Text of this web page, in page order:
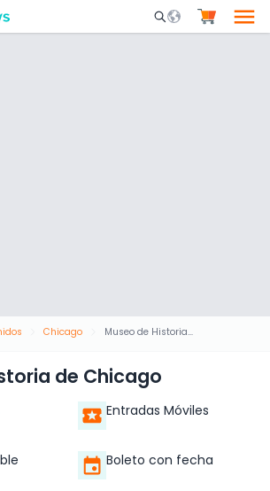
Mobile Search
Chicago Museo de Historia de Chicago
de Chicago
Entradas Móviles
Boleto con fecha